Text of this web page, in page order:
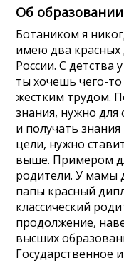
Об образовании
Ботаником я
имею два
России. С детства
ты хочешь чего-
жестким трудом.
знания, нужно для
и получать
цели, нужно
выше. Примером
родители. У мамы
папы красный
классический
продолжение,
высших
Государственное